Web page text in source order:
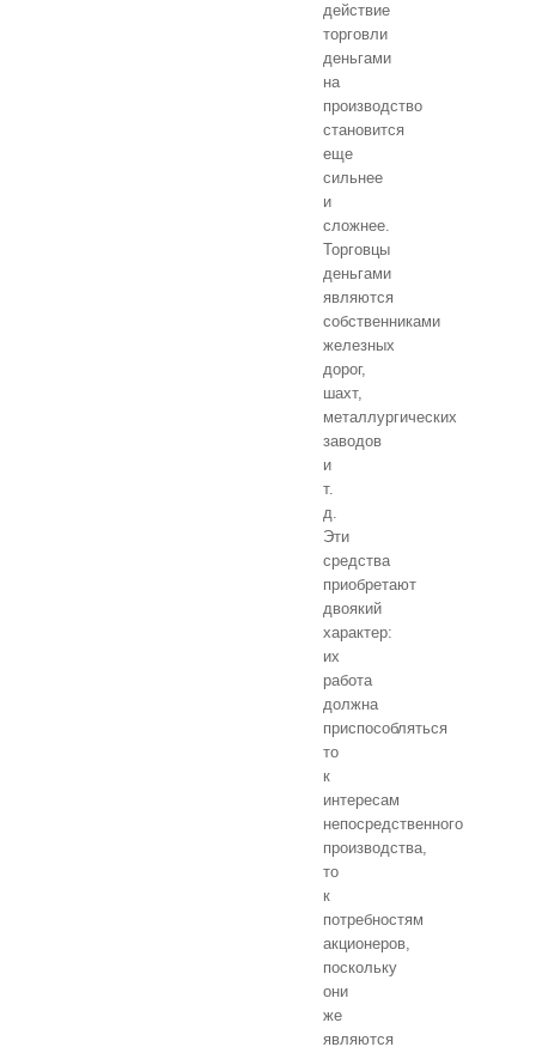
действие
торговли
деньгами
на
производство
становится
еще
сильнее
и
сложнее.
Торговцы
деньгами
являются
собственниками
железных
дорог,
шахт,
металлургических
заводов
и
т.
д.
Эти
средства
приобретают
двоякий
характер:
их
работа
должна
приспособляться
то
к
интересам
непосредственного
производства,
то
к
потребностям
акционеров,
поскольку
они
же
являются